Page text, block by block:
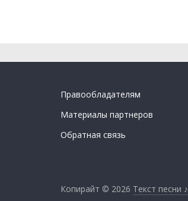
Правообладателям
Материалы партнеров
Обратная связь
Копирайт © 2026 Текст песни ♪